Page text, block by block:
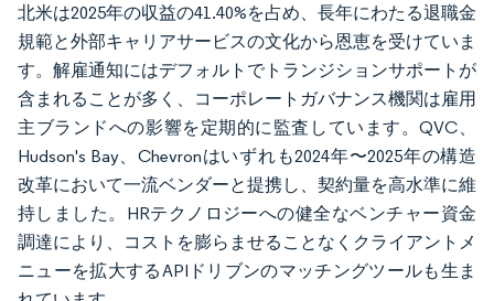
北米は2025年の収益の41.40%を占め、長年にわたる退職金
規範と外部キャリアサービスの文化から恩恵を受けていま
す。解雇通知にはデフォルトでトランジションサポートが
含まれることが多く、コーポレートガバナンス機関は雇用
主ブランドへの影響を定期的に監査しています。QVC、
Hudson's Bay、Chevronはいずれも2024年〜2025年の構造
改革において一流ベンダーと提携し、契約量を高水準に維
持しました。HRテクノロジーへの健全なベンチャー資金
調達により、コストを膨らませることなくクライアントメ
ニューを拡大するAPIドリブンのマッチングツールも生ま